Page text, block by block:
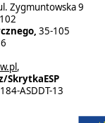
Zygmuntowska 9
35-105
,
SkrytkaESP
ASDDT-13